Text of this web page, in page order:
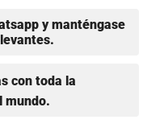
y manténgase
con toda la
mundo.